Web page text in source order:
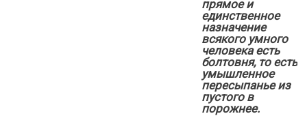
прямое и
единственное
назначение
всякого умного
человека есть
болтовня, то есть
умышленное
пересыпанье из
пустого в
порожнее.